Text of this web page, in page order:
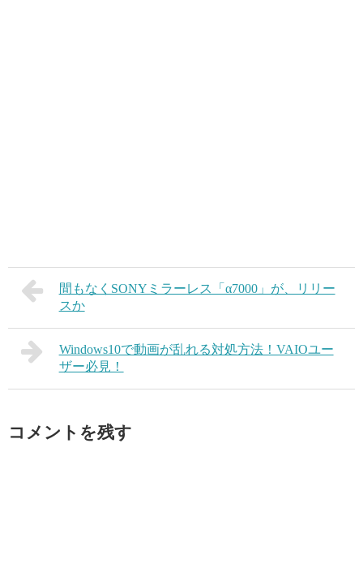
間もなくSONYミラーレス「α7000」が、リリー
スか
Windows10で動画が乱れる対処方法！VAIOユー
ザー必見！
コメントを残す